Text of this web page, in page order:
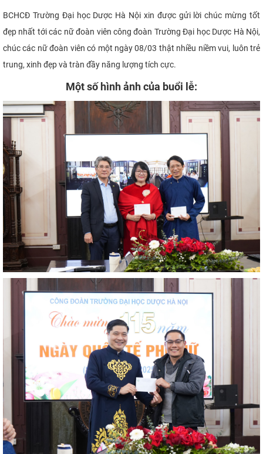
BCHCĐ Trường Đại học Dược Hà Nội xin được gửi lời chúc mừng tốt
đẹp nhất tới các nữ đoàn viên công đoàn Trường Đại học Dược Hà Nội,
chúc các nữ đoàn viên có một ngày 08/03 thật nhiều niềm vui, luôn trẻ
trung, xinh đẹp và tràn đầy năng lượng tích cực.
Một số hình ảnh của buổi lễ: